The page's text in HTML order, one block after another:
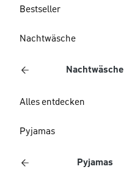
Bestseller
Nachtwäsche
Nachtwäsche
Alles entdecken
Pyjamas
Pyjamas